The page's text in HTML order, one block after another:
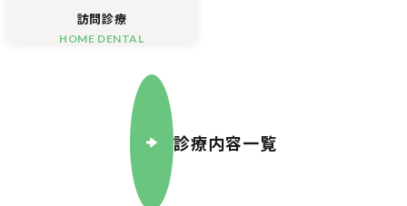
訪問診療
HOME DENTAL
診療内容一覧